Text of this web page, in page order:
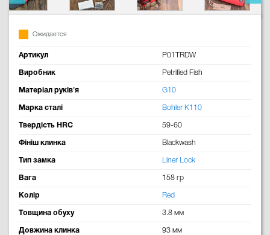
Ожидается
Артикул P01TRDW
Виробник Petrified Fish
Матеріал руків'я G10
Марка сталі Bohler K110
Твердість HRC 59-60
Фініш клинка Blackwash
Тип замка Liner Lock
Вага 158 гр
Колір Red
Товщина обуху 3.8 мм
Довжина клинка 93 мм